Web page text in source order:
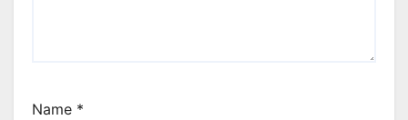
Name *